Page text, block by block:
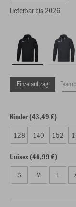
Lieferbar bis 2026
Einzelauftrag
Kinder (43,49 €)
128 140 152
Unisex (46,99 €)
S M L